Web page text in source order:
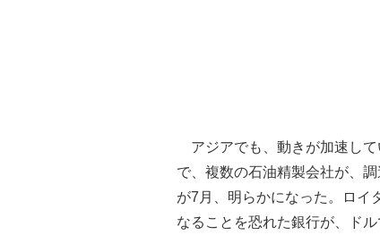
アジアでも、動きが加速して
で、複数の石油精製会社が、
が7月、明らかになった。ロイ
なることを恐れた銀行が、ド